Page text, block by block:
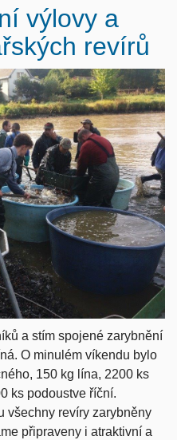
výlovy a
revírů
a stím spojené zarybnění
O minulém víkendu bylo
150 kg lína, 2200 ks
ks podoustve říční.
všechny revíry zarybněny
připraveny i atraktivní a